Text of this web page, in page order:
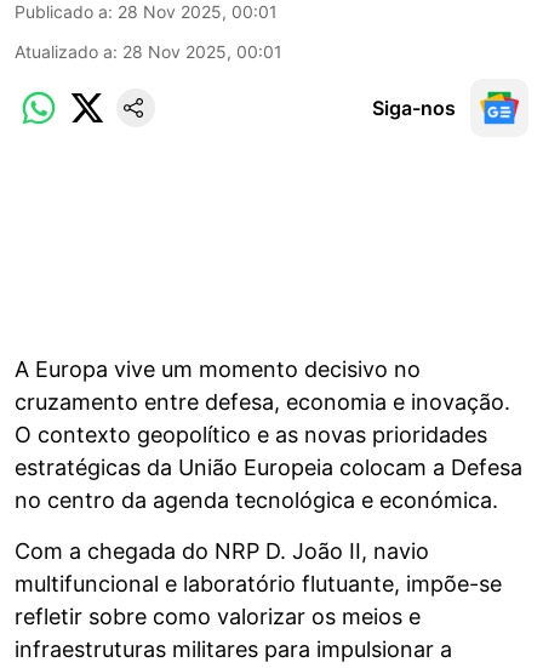
Publicado a: 28 Nov 2025, 00:01
Atualizado a: 28 Nov 2025, 00:01
Siga-nos
A Europa vive um momento decisivo no
cruzamento entre defesa, economia e inovação.
O contexto geopolítico e as novas prioridades
estratégicas da União Europeia colocam a Defesa
no centro da agenda tecnológica e económica.
Com a chegada do NRP D. João II, navio
multifuncional e laboratório flutuante, impõe-se
refletir sobre como valorizar os meios e
infraestruturas militares para impulsionar a